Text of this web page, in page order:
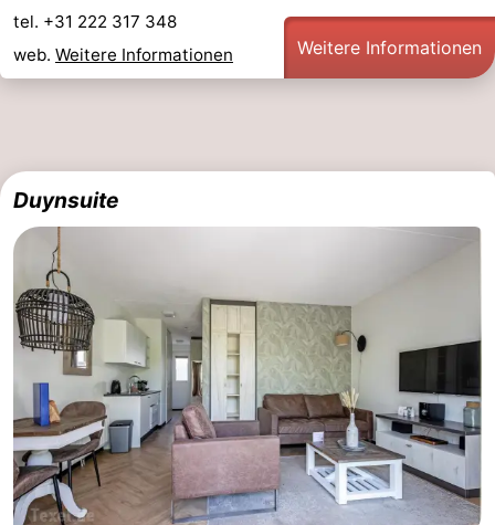
tel. +31 222 317 348
web. Weitere Informationen Weitere Informationen
Duynsuite